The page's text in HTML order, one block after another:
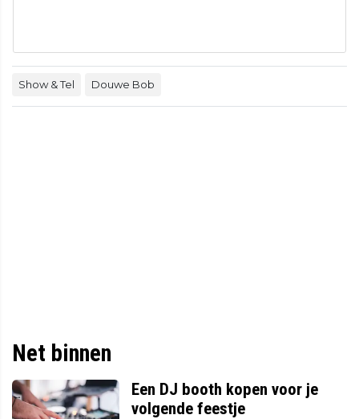
Show & Tel Douwe Bob
Net binnen
Een DJ booth kopen voor je
volgende feestje